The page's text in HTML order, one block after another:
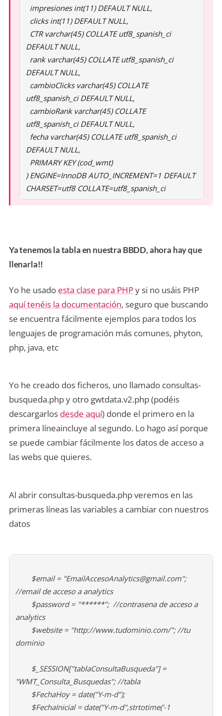
impresiones int(11) DEFAULT NULL,
clicks int(11) DEFAULT NULL,
CTR varchar(45) COLLATE utf8_spanish_ci
DEFAULT NULL,
rank varchar(45) COLLATE utf8_spanish_ci
DEFAULT NULL,
cambioClicks varchar(45) COLLATE
utf8_spanish_ci DEFAULT NULL,
cambioRank varchar(45) COLLATE
utf8_spanish_ci DEFAULT NULL,
fecha varchar(45) COLLATE utf8_spanish_ci
DEFAULT NULL,
PRIMARY KEY (cod_wmt)
) ENGINE=InnoDB AUTO_INCREMENT=1 DEFAULT
CHARSET=utf8 COLLATE=utf8_spanish_ci
Ya tenemos la tabla en nuestra BBDD,ahora hay que
llenarla!!
Yo he usado esta clase para PHPy si no usáis PHP
aquí tenéis la documentación, seguro que buscando
se encuentra fácilmente ejemplos para todos los
lenguajes de programación más comunes, phyton,
php, java, etc
Yo he creado dos ficheros, uno llamado consultas-
busqueda.php y otro gwtdata.v2.php (podéis
descargarlos desde aquí) donde el primero en la
primera líneaincluye al segundo. Lo hago así porque
se puede cambiar fácilmente los datos de acceso a
las webs que quieres.
Al abrir consultas-busqueda.php veremos en las
primeras líneas las variables a cambiar con nuestros
datos
$email = "EmailAccesoAnalytics@gmail.com";
//email de acceso a analytics
$password = "******"; //contrasena de acceso a
analytics
$website = "http://www.tudominio.com/"; //tu
dominio
$_SESSION["tablaConsultaBusqueda"] =
"WMT_Consulta_Busquedas"; //tabla
$FechaHoy = date("Y-m-d");
$FechaInicial = date("Y-m-d",strtotime('-1